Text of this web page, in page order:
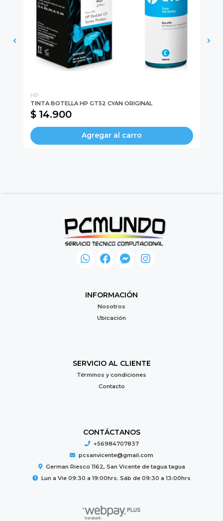
HP
TINTA BOTELLA HP GT52 CYAN ORIGINAL
$ 14.900
Agregar al carro
INFORMACIÓN
Nosotros
Ubicación
SERVICIO AL CLIENTE
Términos y condiciones
Contacto
CONTÁCTANOS
+56984707837
pcsanvicente@gmail.com
German Riesco 1162, San Vicente de tagua tagua
Lun a Vie 09:30 a 19:00hrs. Sáb de 09:30 a 13:00hrs